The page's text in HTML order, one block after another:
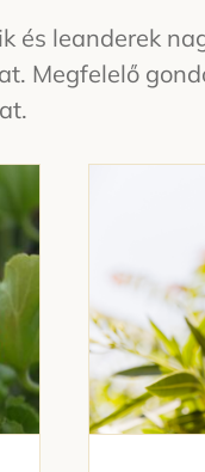
leanderek
Megfelelő